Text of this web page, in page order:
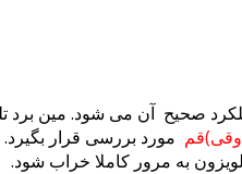
عملکرد صحیح آن می شود.
مورد بررسی قرار
به مرور کاملا خراب شود.